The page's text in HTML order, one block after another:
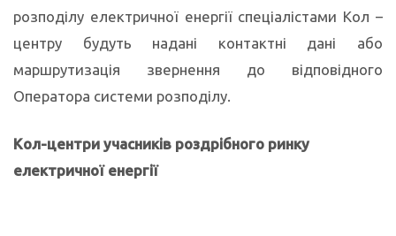
розподілу електричної енергії спеціалістами Кол –
центру будуть надані контактні дані або
маршрутизація звернення до відповідного
Оператора системи розподілу.
Кол-центри учасників роздрібного ринку
електричної енергії